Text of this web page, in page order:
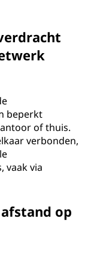
beperkt
of thuis.
verbonden,
vaak via
op